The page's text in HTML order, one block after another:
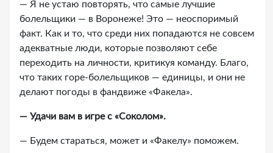
— Я не устаю повторять, что самые лучшие
болельщики — в Воронеже! Это — неоспоримый
факт. Как и то, что среди них попадаются не совсем
адекватные люди, которые позволяют себе
переходить на личности, критикуя команду. Благо,
что таких горе-болельщиков — единицы, и они не
делают погоды в фандвиже «Факела».
— Удачи вам в игре с «Соколом».
— Будем стараться, может и «Факелу» поможем.